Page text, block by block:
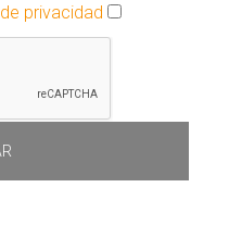
privacidad